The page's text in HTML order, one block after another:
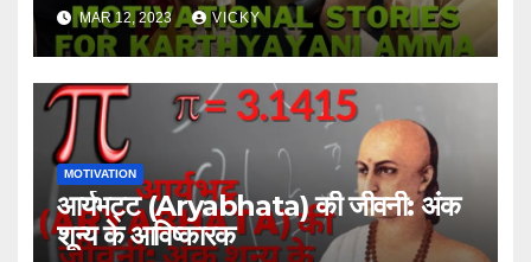
MAR 12, 2023 VICKY
MOTIVATION
आर्यभट्ट (Aryabhata) की जीवनी: अंक
शून्य के आविष्कारक